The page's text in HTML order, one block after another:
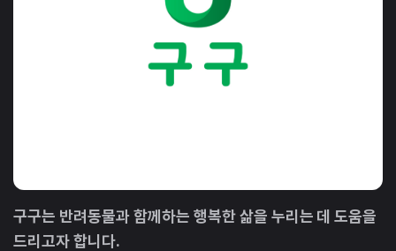
구구는 반려동물과 함께하는 행복한 삶을 누리는 데 도움을
드리고자 합니다.